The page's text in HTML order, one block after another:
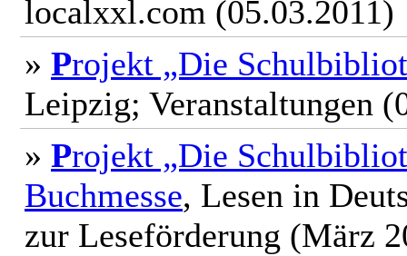
localxxl.com (05.03.2011)
» Projekt „Die
Leipzig; Veranstaltungen
» Projekt „Die
Buchmesse, Lesen in
zur Leseförderung (März